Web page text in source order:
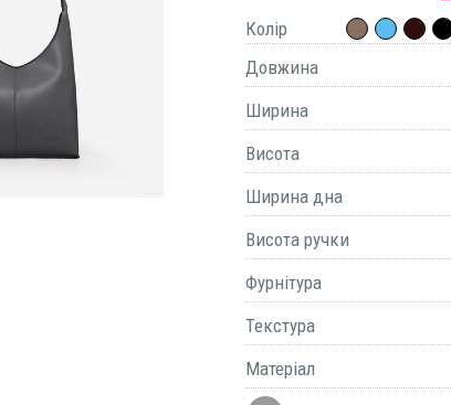
Колір
Довжина
Ширина
Висота
Ширина дна
Висота ручки
Фурнітура
Текстура
Матеріал